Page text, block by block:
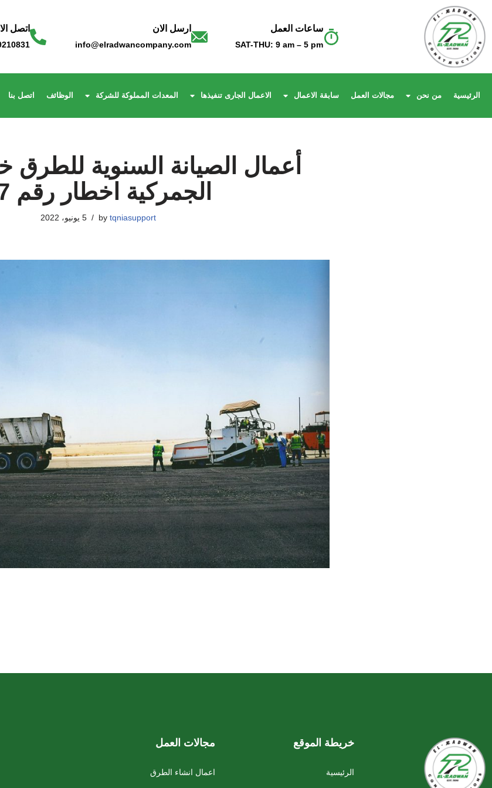
Skip
to
content
ساعات العمل
SAT-THU: 9 am – 5 pm
ارسل الان
info@elradwancompany.com
اتصل
الرئيسية من نحن مجالات العمل سابقة الاعمال الاعمال الجارى تنفيذها المعدات المملوكة للشركة الوظائف اتصل بنا
أعمال الصيانة السنوية للطرق
الجمركية اخطار رقم 17
by tqniasupport 5 يونيو، 2022
خريطة الموقع
الرئيسية
مجالات العمل
اعمال انشاء الطرق